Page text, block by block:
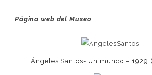
Página web del Museo
Ángeles Santos- Un mundo – 1929